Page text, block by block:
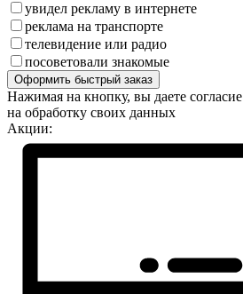
увидел рекламу в интернете
реклама на транспорте
телевидение или радио
посоветовали знакомые
Оформить быстрый заказ
Нажимая на кнопку, вы даете согласие
на обработку своих данных
Акции: